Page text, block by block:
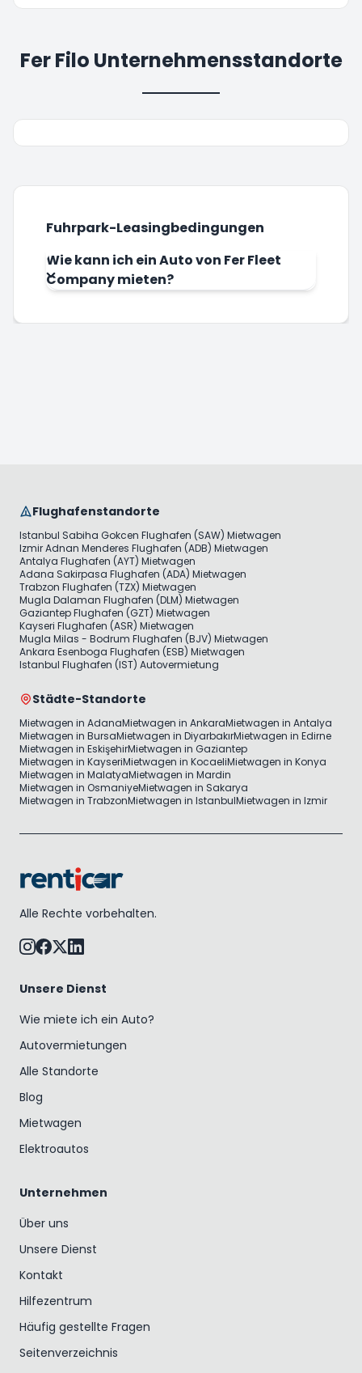
Fer Filo Unternehmensstandorte
Fuhrpark-Leasingbedingungen
Wie kann ich ein Auto von Fer Fleet
Company mieten?
Flughafenstandorte
Istanbul Sabiha Gokcen Flughafen (SAW) Mietwagen
Izmir Adnan Menderes Flughafen (ADB) Mietwagen
Antalya Flughafen (AYT) Mietwagen
Adana Sakirpasa Flughafen (ADA) Mietwagen
Trabzon Flughafen (TZX) Mietwagen
Mugla Dalaman Flughafen (DLM) Mietwagen
Gaziantep Flughafen (GZT) Mietwagen
Kayseri Flughafen (ASR) Mietwagen
Mugla Milas - Bodrum Flughafen (BJV) Mietwagen
Ankara Esenboga Flughafen (ESB) Mietwagen
Istanbul Flughafen (IST) Autovermietung
Städte-Standorte
Mietwagen in AdanaMietwagen in AnkaraMietwagen in Antalya
Mietwagen in BursaMietwagen in DiyarbakırMietwagen in Edirne
Mietwagen in EskişehirMietwagen in Gaziantep
Mietwagen in KayseriMietwagen in KocaeliMietwagen in Konya
Mietwagen in MalatyaMietwagen in Mardin
Mietwagen in OsmaniyeMietwagen in Sakarya
Mietwagen in TrabzonMietwagen in IstanbulMietwagen in Izmir
Alle Rechte vorbehalten.
Unsere Dienst
Wie miete ich ein Auto?
Autovermietungen
Alle Standorte
Blog
Mietwagen
Elektroautos
Unternehmen
Über uns
Unsere Dienst
Kontakt
Hilfezentrum
Häufig gestellte Fragen
Seitenverzeichnis